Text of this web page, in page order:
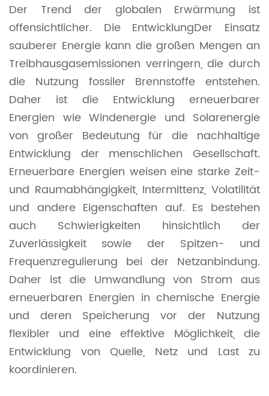
Der Trend der globalen Erwärmung ist
offensichtlicher. Die EntwicklungDer Einsatz
sauberer Energie kann die großen Mengen an
Treibhausgasemissionen verringern, die durch
die Nutzung fossiler Brennstoffe entstehen.
Daher ist die Entwicklung erneuerbarer
Energien wie Windenergie und Solarenergie
von großer Bedeutung für die nachhaltige
Entwicklung der menschlichen Gesellschaft.
Erneuerbare Energien weisen eine starke Zeit-
und Raumabhängigkeit, Intermittenz, Volatilität
und andere Eigenschaften auf. Es bestehen
auch Schwierigkeiten hinsichtlich der
Zuverlässigkeit sowie der Spitzen- und
Frequenzregulierung bei der Netzanbindung.
Daher ist die Umwandlung von Strom aus
erneuerbaren Energien in chemische Energie
und deren Speicherung vor der Nutzung
flexibler und eine effektive Möglichkeit, die
Entwicklung von Quelle, Netz und Last zu
koordinieren.